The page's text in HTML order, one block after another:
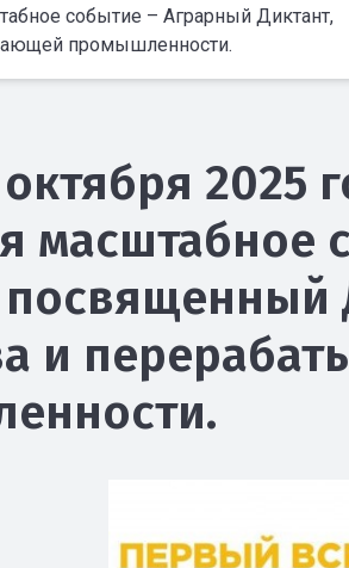
событие – Аграрный Диктант,
промышленности.
2025
масштабное
посвященный
и